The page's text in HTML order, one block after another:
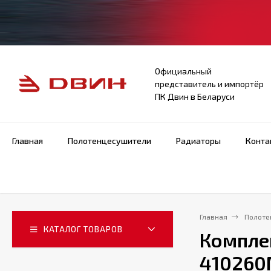
Официальный
представитель и импортёр
ПК Двин в Беларуси
Главная Полотенцесушители Радиаторы
КАТАЛОГ ТОВАРОВ
Главная